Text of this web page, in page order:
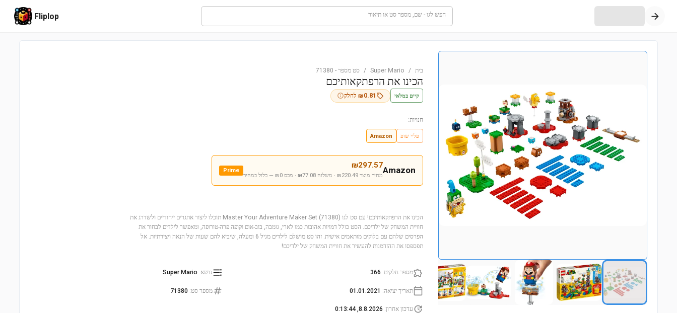
חפש לגו - שם, מספר סט או תיאור Fliplop
בית /
Super Mario
/ סט מספר -
71380
הכינו את הרפתקאותיכם
קיים במלאי ₪0.81 לחלק
חנויות:
פליי שופ Amazon
Amazon
₪297.57
מחיר מוצר ₪220.49 · משלוח ₪77.08 · מכס ₪0 — כלול במחיר
Prime
הכינו את הרפתקאותיכם! עם סט לגו Master Your Adventure Maker Set (71380) תוכלו ליצור אתגרים ייחודיים ולשדרג את
חוויית המשחק של ילדיכם. הסט כולל דמויות אהובות כמו לארי, גומבה, בוב-אום וקופה פרה-טורופה, ומאפשר לילדים לבחור את
הפרסים שלהם עם בלוקים מותאמים אישית. זהו סט מושלם לילדים מגיל 6 ומעלה, שיביא להם שעות של הנאה ויצירתיות. אל
תפספסו את ההזדמנות להעשיר את חוויית המשחק של ילדיכם!
מספר חלקים:
366 נושא:
Super Mario
תאריך יציאה:
01.01.2021 מספר סט:
71380
עדכון אחרון:
8.8.2026, 0:13:44